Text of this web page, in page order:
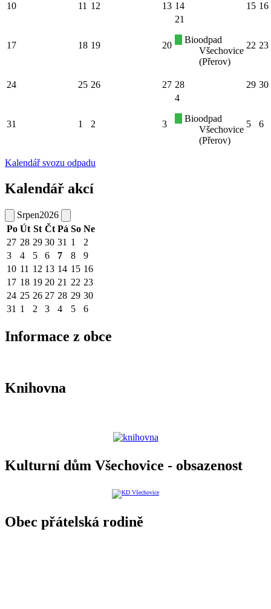
10 11 12 13 14 15 16
17 18 19 20
21
Bioodpad
Všechovice
(Přerov)
22 23
24 25 26 27 28 29 30
31 1 2 3
4
Bioodpad
Všechovice
(Přerov)
5 6
Kalendář svozu odpadu
Kalendář akcí
Srpen2026
Po Út St Čt Pá So Ne
27 28 29 30 31 1
2
3
4 5 6 7 8
9
10 11 12 13 14 15 16
17 18 19 20 21 22 23
24 25 26 27 28 29 30
31 1 2 3 4 5 6
Informace z obce
Knihovna
Kulturní dům Všechovice - obsazenost
Obec přátelská rodině